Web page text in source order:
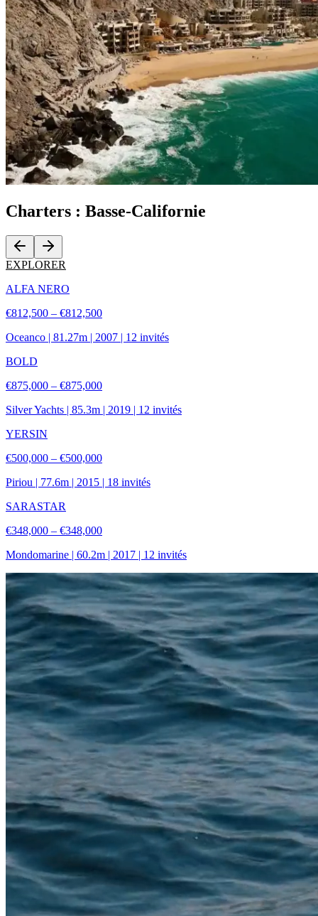
Charters : Basse-Californie
EXPLORER
ALFA NERO
€812,500 – €812,500
Oceanco | 81.27m | 2007 | 12 invités
BOLD
€875,000 – €875,000
Silver Yachts | 85.3m | 2019 | 12 invités
YERSIN
€500,000 – €500,000
Piriou | 77.6m | 2015 | 18 invités
SARASTAR
€348,000 – €348,000
Mondomarine | 60.2m | 2017 | 12 invités